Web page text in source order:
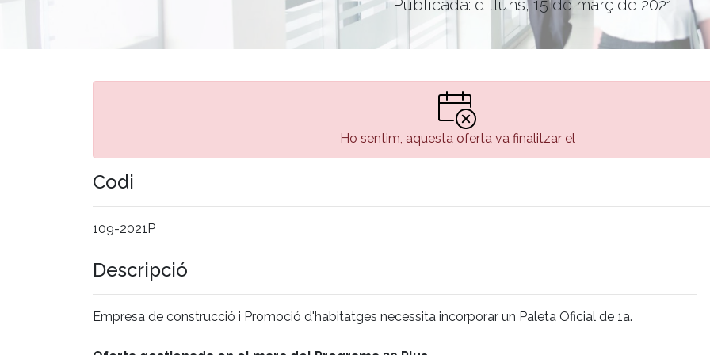
Publicada: dilluns, 15 de març de 2021
Ho sentim, aquesta oferta va finalitzar el
Codi
109-2021P
Descripció
Empresa de construcció i Promoció d'habitatges necessita incorporar un Paleta Oficial de 1a.